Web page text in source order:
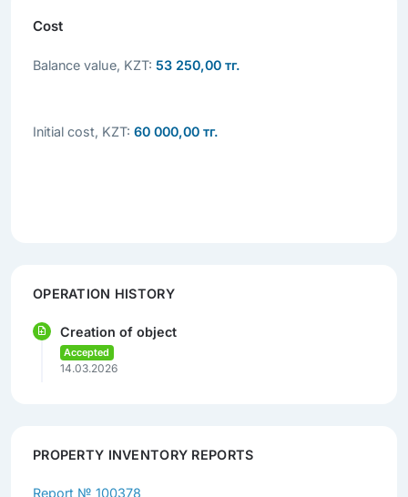
Cost
Balance value, KZT: 53 250,00 тг.
Initial cost, KZT: 60 000,00 тг.
OPERATION HISTORY
Creation of object
Accepted
14.03.2026
PROPERTY INVENTORY REPORTS
Report № 100378